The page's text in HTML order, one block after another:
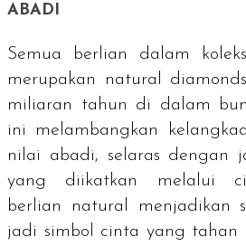
ABADI
Semua berlian dalam
merupakan
natural diamonds
miliaran tahun di dalam
ini melambangkan
nilai abadi, selaras dengan
yang diikatkan melalui
berlian natural menjadikan
jadi simbol cinta yang tahan